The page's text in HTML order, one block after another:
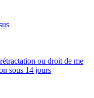
ou droit de me
sous 14 jours